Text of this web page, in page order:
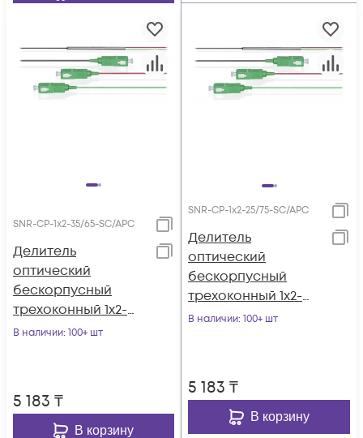
SNR-CP-1x2-35/65-SC/APC
Делитель
оптический
бескорпусный
трехоконный 1х2-
35/65 SC/APC
В наличии: 100+ шт
5 183 ₸
В корзину
SNR-CP-1x2-25/75-SC/APC
Делитель
оптический
бескорпусный
трехоконный 1х2-
25/75 SC/APC
В наличии: 100+ шт
5 183 ₸
В корзину